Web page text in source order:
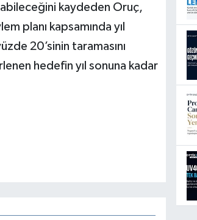
kaydeden Oruç,
planı kapsamında yıl
20’sinin taramasını
hedefin yıl sonuna kadar